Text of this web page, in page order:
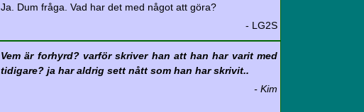
Ja. Dum fråga. Vad har det med något att göra?
- LG2S
Vem är forhyrd? varför skriver han att han har varit med
tidigare? ja har aldrig sett nått som han har skrivit..
- Kim